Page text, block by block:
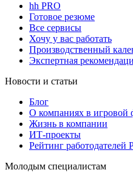
hh PRO
Готовое резюме
Все сервисы
Хочу у вас работать
Производственный
Экспертная
Новости и статьи
Блог
О компаниях в игровой
Жизнь в компании
ИТ-проекты
Рейтинг работодателей
Молодым специалистам